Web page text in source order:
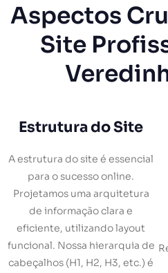
Aspectos
Site
Estrutura do Site
A estrutura do site é essencial
para o sucesso online.
Projetamos uma arquitetura
de informação clara e
eficiente, utilizando layout
funcional. Nossa hierarquia de
cabeçalhos (H1, H2, H3, etc.) é